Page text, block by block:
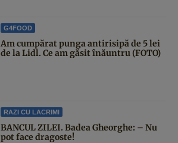
G4FOOD
Am cumpărat punga antirisipă de 5 lei
de la Lidl. Ce am găsit înăuntru (FOTO)
RAZI CU LACRIMI
BANCUL ZILEI. Badea Gheorghe: – Nu
pot face dragoste!